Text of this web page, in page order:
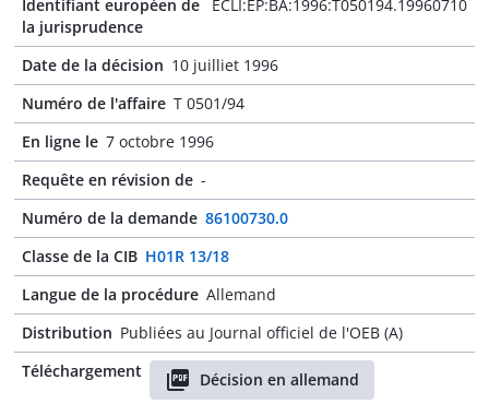
Identifiant européen de
la jurisprudence
ECLI:EP:BA:1996:T050194.19960710
Date de la décision 10 juilliet 1996
Numéro de l'affaire T 0501/94
En ligne le 7 octobre 1996
Requête en révision de -
Numéro de la demande 86100730.0
Classe de la CIB H01R 13/18
Langue de la procédure Allemand
Distribution Publiées au Journal officiel de l'OEB (A)
Téléchargement
Décision en allemand